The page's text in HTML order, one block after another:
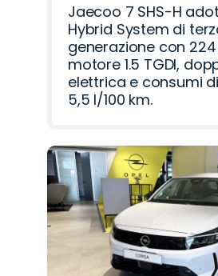
Jaecoo 7 SHS-H
Hybrid System di
generazione con 224
motore 1.5 TGDI,
elettrica e consumi
5,5 l/100 km.